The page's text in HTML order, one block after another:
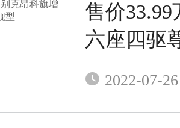
售价
六座四驱
2022-07-26